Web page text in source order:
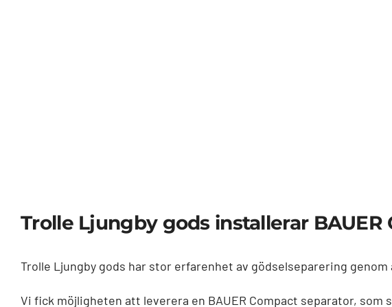
Trolle Ljungby gods installerar BAUER
Trolle Ljungby gods har stor erfarenhet av gödselseparering
Vi fick möjligheten att leverera en BAUER Compact separator,